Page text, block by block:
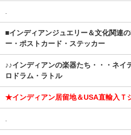
.
■インディアンジュエリー＆文化関連
ー・ポストカード・ステッカー
♪♪インディアンの楽器たち・・・ネイ
ロドラム・ラトル
★インディアン居留地＆USA直輸入Ｔ
.